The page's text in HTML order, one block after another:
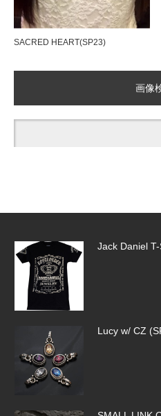
SACRED HEART(SP23)
画像
Tiny Pave